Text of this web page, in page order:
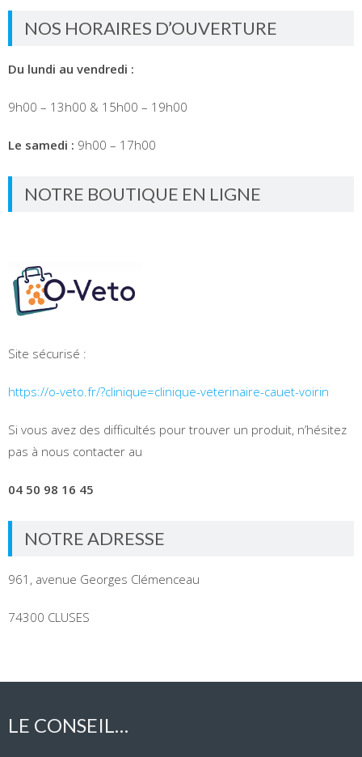
NOS HORAIRES D’OUVERTURE
Du lundi au vendredi :
9h00 – 13h00 & 15h00 – 19h00
Le samedi : 9h00 – 17h00
NOTRE BOUTIQUE EN LIGNE
Site sécurisé :
https://o-veto.fr/?clinique=clinique-veterinaire-cauet-voirin
Si vous avez des difficultés pour trouver un produit, n’hésitez
pas à nous contacter au
04 50 98 16 45
NOTRE ADRESSE
961, avenue Georges Clémenceau
74300 CLUSES
LE CONSEIL…